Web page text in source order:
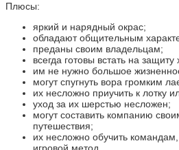
Плюсы:
яркий и нарядный окрас;
обладают общительным
преданы своим владельцам;
всегда готовы встать на защиту
им не нужно большое
могут спугнуть вора громким
их несложно приучить к лотку
уход за их шерстью несложен;
могут составить компанию
путешествия;
их несложно обучить